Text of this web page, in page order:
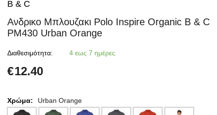
B & C
Ανδρικο Μπλουζακι Polο Inspire Organic B & C
PM430 Urban Orange
Διαθεσιμότητα: 4 εως 7 ημέρες
€12.40
Χρώμα: Urban Orange